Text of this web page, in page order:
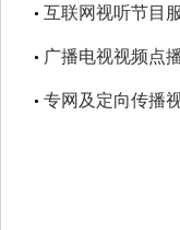
• 互联网视听节目
• 广播电视视频点
• 专网及定向传播